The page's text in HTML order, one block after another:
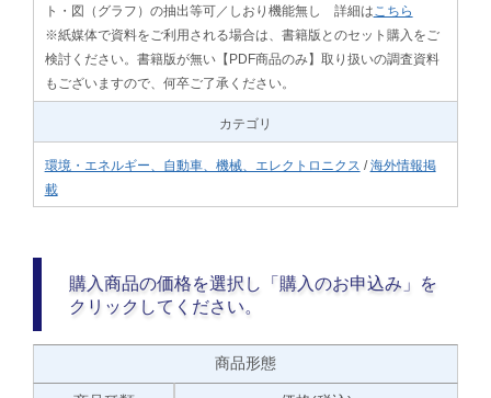
ト・図（グラフ）の抽出等可／しおり機能無し 詳細は こちら
※紙媒体で資料をご利用される場合は、書籍版とのセット購入をご
検討ください。書籍版が無い【PDF商品のみ】取り扱いの調査資料
もございますので、何卒ご了承ください。
カテゴリ
環境・エネルギー、自動車、機械、エレクトロニクス /海外情報掲
載
購入商品の価格を選択し「購入のお申込み」を
クリックしてください。
商品形態